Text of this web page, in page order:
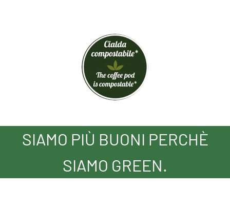
SIAMO PIÙ BUONI PERCHÈ
SIAMO GREEN.